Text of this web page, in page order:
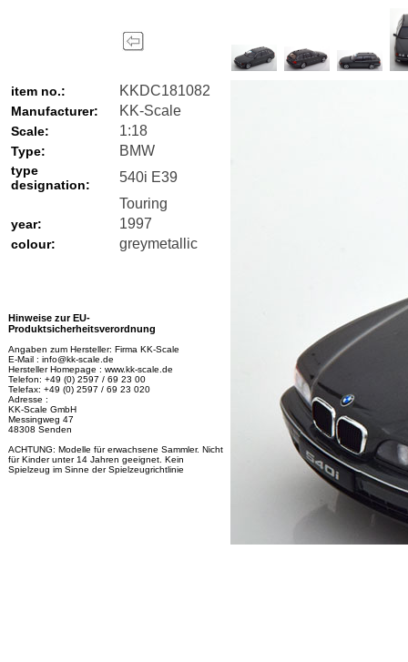
item no.: KKDC181082
Manufacturer: KK-Scale
Scale: 1:18
Type: BMW
type
designation:
540i E39
Touring
year: 1997
colour: greymetallic
Hinweise zur EU-
Produktsicherheitsverordnung
Angaben zum Hersteller: Firma KK-Scale
E-Mail : info@kk-scale.de
Hersteller Homepage : www.kk-scale.de
Telefon: +49 (0) 2597 / 69 23 00
Telefax: +49 (0) 2597 / 69 23 020
Adresse :
KK-Scale GmbH
Messingweg 47
48308 Senden
ACHTUNG: Modelle für erwachsene Sammler. Nicht
für Kinder unter 14 Jahren geeignet. Kein
Spielzeug im Sinne der Spielzeugrichtlinie